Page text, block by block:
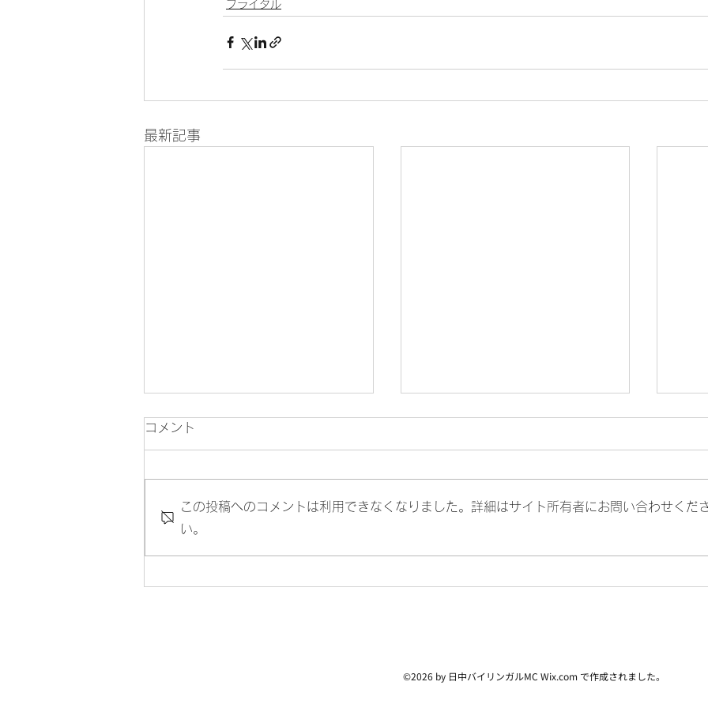
ブライダル
最新記事
コメント
この投稿へのコメントは利用できなくなりました。詳細はサイト所有者にお問い合わせくだ
い。
©2026 by 日中バイリンガルMC Wix.com で作成されました。